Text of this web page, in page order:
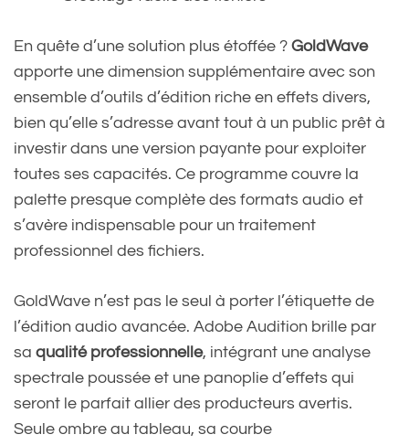
En quête d’une solution plus étoffée ? GoldWave
apporte une dimension supplémentaire avec son
ensemble d’outils d’édition riche en effets divers,
bien qu’elle s’adresse avant tout à un public prêt à
investir dans une version payante pour exploiter
toutes ses capacités. Ce programme couvre la
palette presque complète des formats audio et
s’avère indispensable pour un traitement
professionnel des fichiers.
GoldWave n’est pas le seul à porter l’étiquette de
l’édition audio avancée. Adobe Audition brille par
sa qualité professionnelle, intégrant une analyse
spectrale poussée et une panoplie d’effets qui
seront le parfait allier des producteurs avertis.
Seule ombre au tableau, sa courbe